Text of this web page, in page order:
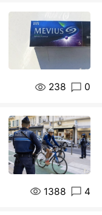
238 0
1388 4